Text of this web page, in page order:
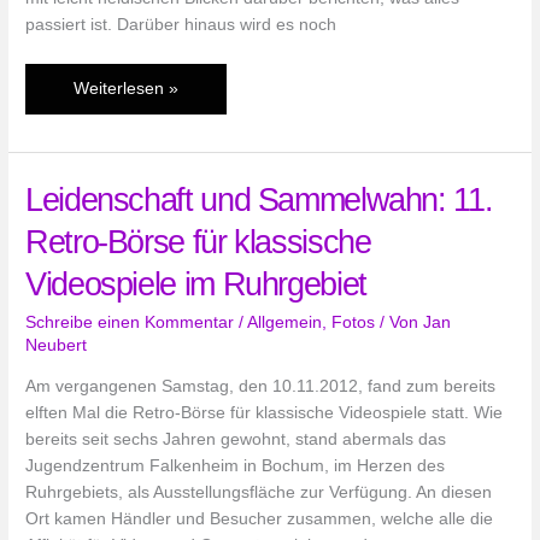
passiert ist. Darüber hinaus wird es noch
Wii
U
–
Eagle
landed
Weiterlesen »
Leidenschaft und Sammelwahn: 11.
Retro-Börse für klassische
Videospiele im Ruhrgebiet
Schreibe einen Kommentar /Allgemein, Fotos / VonJan
Neubert
Am vergangenen Samstag, den 10.11.2012, fand zum bereits
elften Mal die Retro-Börse für klassische Videospiele statt. Wie
bereits seit sechs Jahren gewohnt, stand abermals das
Jugendzentrum Falkenheim in Bochum, im Herzen des
Ruhrgebiets, als Ausstellungsfläche zur Verfügung. An diesen
Ort kamen Händler und Besucher zusammen, welche alle die